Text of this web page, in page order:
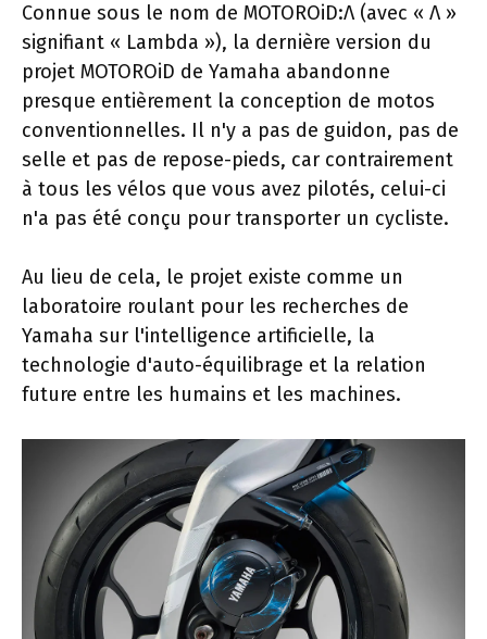
Connue sous le nom de MOTOROiD:Λ (avec « Λ »
signifiant « Lambda »), la dernière version du
projet MOTOROiD de Yamaha abandonne
presque entièrement la conception de motos
conventionnelles. Il n'y a pas de guidon, pas de
selle et pas de repose-pieds, car contrairement
à tous les vélos que vous avez pilotés, celui-ci
n'a pas été conçu pour transporter un cycliste.
Au lieu de cela, le projet existe comme un
laboratoire roulant pour les recherches de
Yamaha sur l'intelligence artificielle, la
technologie d'auto-équilibrage et la relation
future entre les humains et les machines.